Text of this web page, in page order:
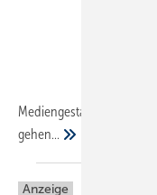
Mediengestaltung ist weit
gehen...
Anzeige